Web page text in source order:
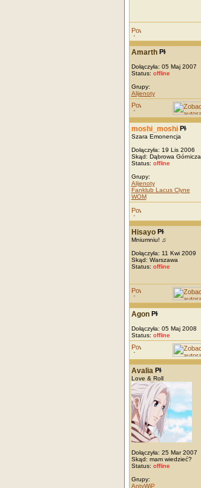
Amarth
Dołączyła: 05 Maj 2007
Status: offline
Grupy:
Alijenoty
moshi_moshi
Szara Emonencja
Dołączyła: 19 Lis 2006
Skąd: Dąbrowa Górnicza
Status: offline
Grupy:
Alijenoty
Fanklub Lacus Clyne
WOM
Hisayo
Mniumniu! ♫
Dołączyła: 11 Kwi 2009
Skąd: Warszawa
Status: offline
Agon
Dołączyła: 05 Maj 2008
Status: offline
Avalia
Love & Roll
Dołączyła: 25 Mar 2007
Skąd: mam wiedzieć?
Status: offline
Grupy:
AntyWiP